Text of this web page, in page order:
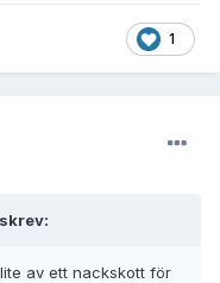
1
av ett nackskott för